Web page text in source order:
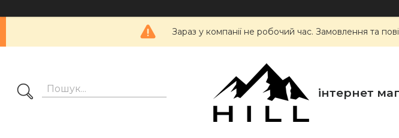
Зараз у компанії не робочий час. Замовлення та
інтернет